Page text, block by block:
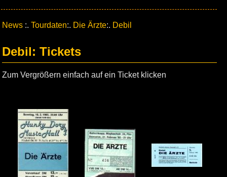
News :. Tourdaten:. Die Ärzte:. Debil
Debil: Tickets
Zum Vergrößern einfach auf ein Ticket klicken